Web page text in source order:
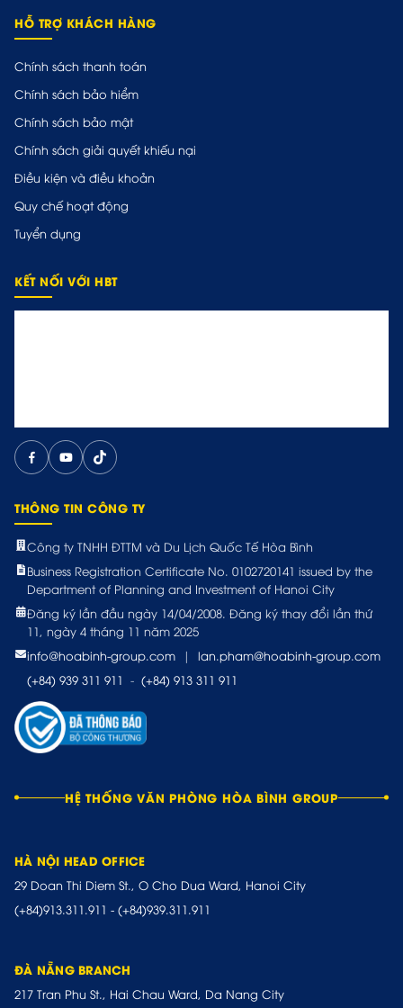
HỖ TRỢ KHÁCH HÀNG
Chính sách thanh toán
Chính sách bảo hiểm
Chính sách bảo mật
Chính sách giải quyết khiếu nại
Điều kiện và điều khoản
Quy chế hoạt động
Tuyển dụng
KẾT NỐI VỚI HBT
THÔNG TIN CÔNG TY
Công ty TNHH ĐTTM và Du Lịch Quốc Tế Hòa Bình
Business Registration Certificate No. 0102720141 issued by the
Department of Planning and Investment of Hanoi City
Đăng ký lần đầu ngày 14/04/2008. Đăng ký thay đổi lần thứ
11, ngày 4 tháng 11 năm 2025
info@hoabinh-group.com
|
lan.pham@hoabinh-group.com
(+84) 939 311 911 - (+84) 913 311 911
HỆ THỐNG VĂN PHÒNG HÒA BÌNH GROUP
HÀ NỘI HEAD OFFICE
29 Doan Thi Diem St., O Cho Dua Ward, Hanoi City
(+84)913.311.911 - (+84)939.311.911
ĐÀ NẴNG BRANCH
217 Tran Phu St., Hai Chau Ward, Da Nang City